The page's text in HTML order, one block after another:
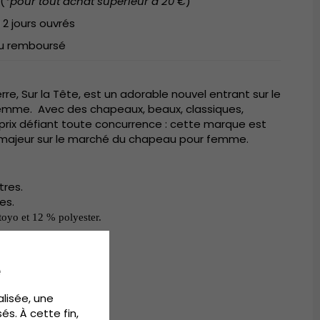
jours ouvrés
remboursé
Sur la Tête, est un adorable nouvel entrant sur le
Avec des chapeaux, beaux, classiques,
défiant toute concurrence : cette marque est
sur le marché du chapeau pour femme.
et 12 % polyester.
cm.
une
À cette fin,